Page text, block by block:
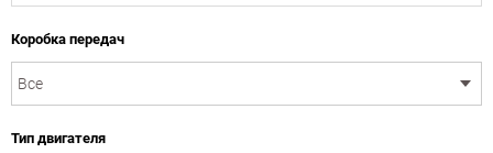
Коробка передач
Тип двигателя